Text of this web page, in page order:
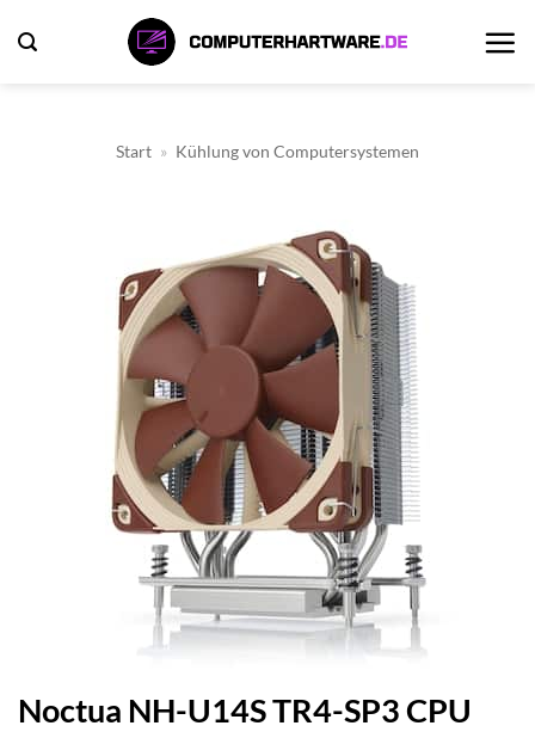
Inhalt
Start » Kühlung von Computersystemen
Noctua NH-U14S TR4-SP3 CPU